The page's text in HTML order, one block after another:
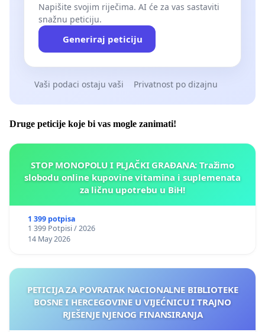
Napišite svojim riječima. AI će za vas sastaviti
snažnu peticiju.
Generiraj peticiju
Vaši podaci ostaju vaši Privatnost po dizajnu
Druge peticije koje bi vas mogle zanimati!
STOP MONOPOLU I PLJAČKI GRAĐANA: Tražimo
slobodu online kupovine vitamina i suplemenata
za ličnu upotrebu u BiH!
1 399 potpisa
1 399 Potpisi / 2026
14 May 2026
PETICIJA ZA POVRATAK NACIONALNE BIBLIOTEKE
BOSNE I HERCEGOVINE U VIJEĆNICU I TRAJNO
RJEŠENJE NJENOG FINANSIRANJA